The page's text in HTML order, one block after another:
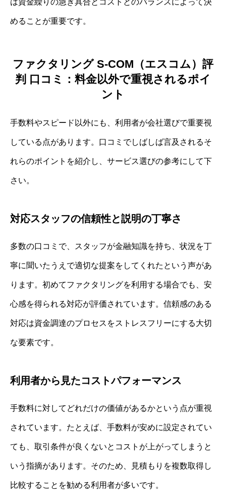
は資金繰りの急ぎ具合とコストとのバランスによって決
めることが重要です。
ファクタリング S-COM（エスコム）評
判 口コミ：料金以外で重視されるポイ
ント
手数料やスピード以外にも、利用者が会社選びで重要視
している点があります。口コミでしばしば言及されるそ
れらのポイントを紹介し、サービス選びの参考にして下
さい。
対応スタッフの信頼性と説明の丁寧さ
多数の口コミで、スタッフが金融知識を持ち、状況を丁
寧に聞いたうえで適切な提案をしてくれたという声があ
ります。初めてファクタリングを利用する場合でも、安
心感を得られる対応が評価されています。信頼感のある
対応は資金調達のプロセスをストレスフリーにする大切
な要素です。
利用者から見たコストパフォーマンス
手数料に対してどれだけの価値があるかという点が重視
されています。たとえば、手数料が安めに設定されてい
ても、取引条件が良くないとコストが上がってしまうと
いう指摘があります。そのため、見積もりを複数取得し
比較することを勧める利用者が多いです。